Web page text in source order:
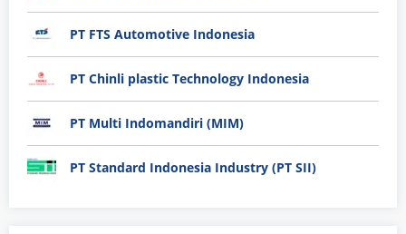
PT FTS Automotive Indonesia
PT Chinli plastic Technology Indonesia
PT Multi Indomandiri (MIM)
PT Standard Indonesia Industry (PT SII)